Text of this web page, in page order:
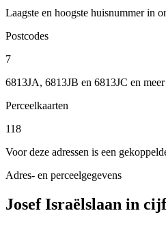
Laagste en hoogste huisnummer in
Postcodes
7
6813JA, 6813JB en 6813JC en
Perceelkaarten
118
Voor deze adressen is een
Adres- en perceelgegevens
Josef Israëlslaan in